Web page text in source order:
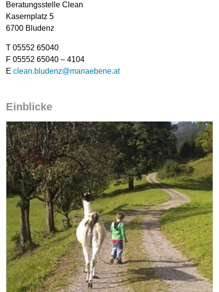
Beratungsstelle Clean
Kasernplatz 5
6700 Bludenz
T 05552 65040
F 05552 65040 – 4104
E clean.bludenz@mariaebene.at
Einblicke